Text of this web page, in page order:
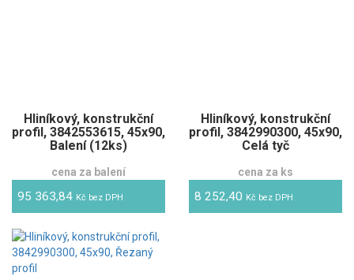
Hliníkový, konstrukční
profil, 3842553615, 45x90,
Balení (12ks)
cena za balení
95 363,84 Kč bez DPH
Hliníkový, konstrukční
profil, 3842990300, 45x90,
Celá tyč
cena za ks
8 252,40 Kč bez DPH